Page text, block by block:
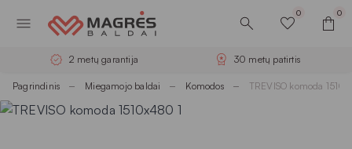
0 0
2 metų garantija 30 metų patirtis
Pagrindinis Miegamojo baldai Komodos TREVISO komoda